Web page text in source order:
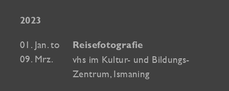
2023
01. Jan. to
09. Mrz.
Reisefotografie
vhs im Kultur- und Bildungs-
Zentrum, Ismaning